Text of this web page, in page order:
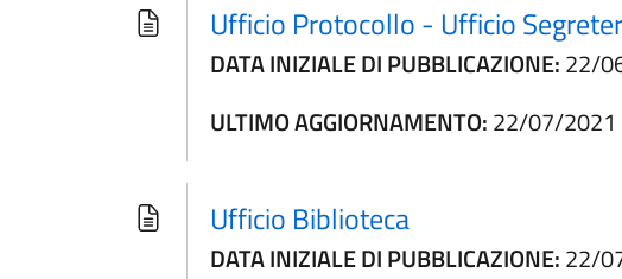
Ufficio Protocollo - Ufficio
DATA INIZIALE DI PUBBLICAZIONE:22/
ULTIMO AGGIORNAMENTO:22/07/2021
Ufficio Biblioteca
DATA INIZIALE DI PUBBLICAZIONE:22/